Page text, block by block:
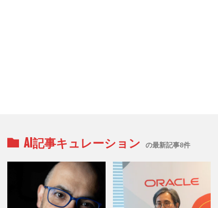
AI記事キュレーション の最新記事8件